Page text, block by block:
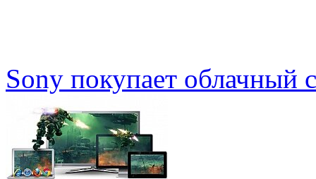
Sony покупает облачный